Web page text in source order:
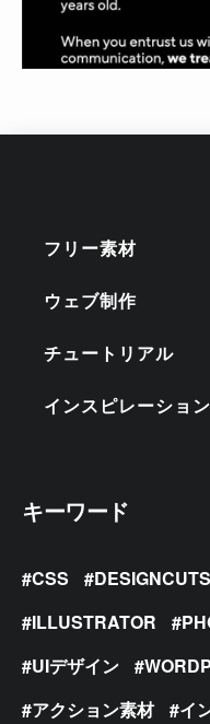
フリー素材
ウェブ制作
チュートリアル
インスピレーション
キーワード
CSS DESIGNCUTS
ILLUSTRATOR
UIデザイン
アクション素材
イ